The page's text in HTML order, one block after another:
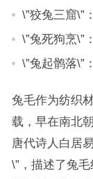
\”狡兔三窟\”
\”兔死狗烹\”
\”兔起鹘落\”
兔毛作为纺织
载，早在南北
唐代诗人白居
\”，描述了兔